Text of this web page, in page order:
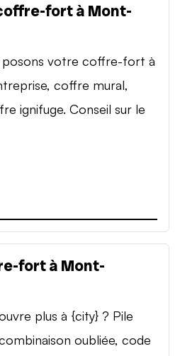
fort à Mont-
posons votre coffre-fort à
coffre mural,
ignifuge. Conseil sur le
fort à Mont-
plus à {city} ? Pile
oubliée, code